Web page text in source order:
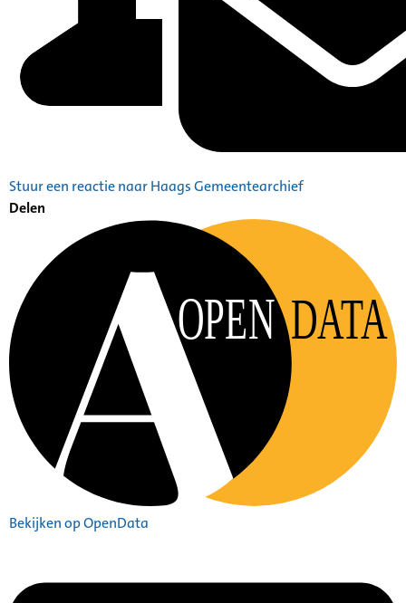
Stuur een reactie naar Haags Gemeentearchief
Delen
OPEN DATA
Bekijken op OpenData